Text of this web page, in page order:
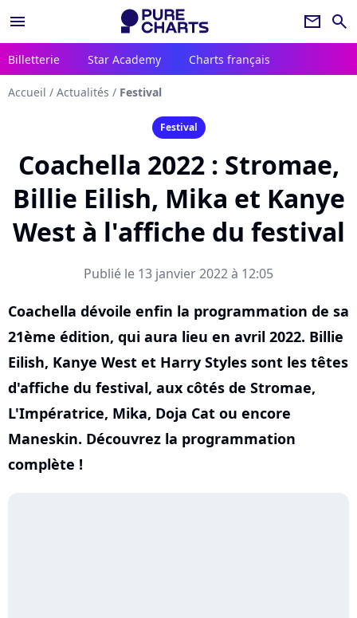
menu newsletter search
Billetterie Star Academy Charts français
Accueil / Actualités / Festival
Festival
Coachella 2022 : Stromae,
Billie Eilish, Mika et Kanye
West à l'affiche du festival
Publié le 13 janvier 2022 à 12:05
Coachella dévoile enfin la programmation de sa
21ème édition, qui aura lieu en avril 2022. Billie
Eilish, Kanye West et Harry Styles sont les têtes
d'affiche du festival, aux côtés de Stromae,
L'Impératrice, Mika, Doja Cat ou encore
Maneskin. Découvrez la programmation
complète !